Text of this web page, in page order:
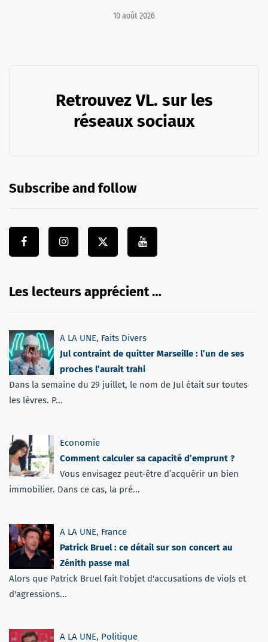
10 août 2026
Retrouvez VL. sur les
réseaux sociaux
Subscribe and follow
Les lecteurs apprécient …
A LA UNE, Faits Divers
Jul contraint de quitter Marseille : l’un de ses
proches l’aurait trahi
Dans la semaine du 29 juillet, le nom de Jul était sur toutes
les lèvres. P...
Economie
Comment calculer sa capacité d’emprunt ?
Vous envisagez peut-être d’acquérir un bien
immobilier. Dans ce cas, la pré...
A LA UNE, France
Patrick Bruel : ce détail sur son concert au
Zénith passe mal
Alors que Patrick Bruel fait l'objet d'accusations de viols et
d'agressions...
A LA UNE, Politique